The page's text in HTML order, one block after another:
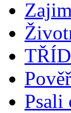
Psali